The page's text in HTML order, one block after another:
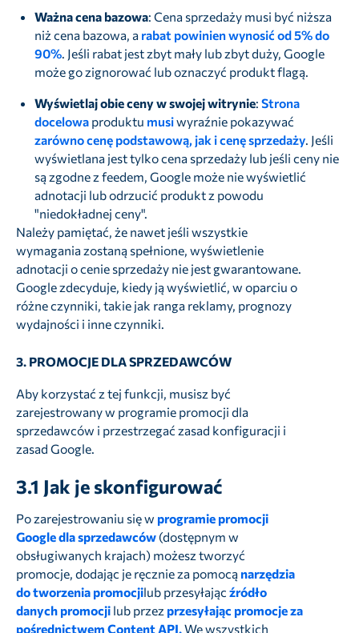
Ważna cena bazowa: Cena sprzedaży musi być niższa
niż cena bazowa, a rabat powinien wynosić od 5% do
90% . Jeśli rabat jest zbyt mały lub zbyt duży, Google
może go zignorować lub oznaczyć produkt flagą.
Wyświetlaj obie ceny w swojej witrynie:Strona
docelowa produktu musiwyraźnie pokazywać
zarówno cenę podstawową, jak i cenę sprzedaży . Jeśli
wyświetlana jest tylko cena sprzedaży lub jeśli ceny nie
są zgodne z feedem, Google może nie wyświetlić
adnotacji lub odrzucić produkt z powodu
"niedokładnej ceny".
Należy pamiętać, że nawet jeśli wszystkie
wymagania zostaną spełnione, wyświetlenie
adnotacji o cenie sprzedaży nie jest gwarantowane.
Google zdecyduje, kiedy ją wyświetlić, w oparciu o
różne czynniki, takie jak ranga reklamy, prognozy
wydajności i inne czynniki.
3. PROMOCJE DLA SPRZEDAWCÓW
Aby korzystać z tej funkcji, musisz być
zarejestrowany w programie promocji dla
sprzedawców i przestrzegać zasad konfiguracji i
zasad Google.
3.1 Jak je skonfigurować
Po zarejestrowaniu się w programie promocji
Google dla sprzedawców(dostępnym w
obsługiwanych krajach) możesz tworzyć
promocje, dodając je ręcznie za pomocą narzędzia
do tworzenia promocjilub przesyłając źródło
danych promocjilub przez przesyłając promocje za
pośrednictwem Content API.We wszystkich